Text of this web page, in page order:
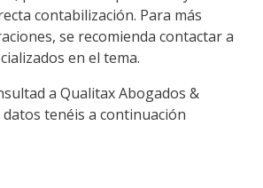
contabilización. Para más
se recomienda contactar a
en el tema.
a Qualitax Abogados &
tenéis a continuación